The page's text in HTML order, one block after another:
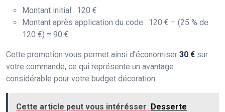
Montant initial : 120 €
Montant après application du code : 120 € – (25 % de
120 €) = 90 €
Cette promotion vous permet ainsi d’économiser 30 € sur
votre commande, ce qui représente un avantage
considérable pour votre budget décoration.
Cette article peut vous intérésser Desserte